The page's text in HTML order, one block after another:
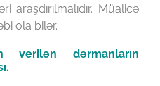
Müalicə
ola bilər.
verilən dərmanların